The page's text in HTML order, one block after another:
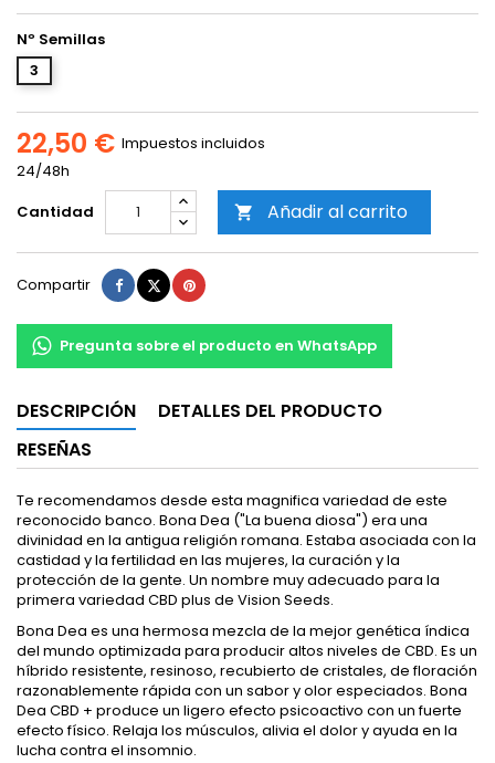
Nº Semillas
3
22,50 € Impuestos incluidos
24/48h
Cantidad
 Añadir al carrito
Compartir Compartir
TuitearPinterest
Pregunta sobre el producto en WhatsApp
DESCRIPCIÓN
DETALLES DEL PRODUCTO
RESEÑAS
Te recomendamos desde esta magnifica variedad de este
reconocido banco. Bona Dea ("La buena diosa") era una
divinidad en la antigua religión romana. Estaba asociada con la
castidad y la fertilidad en las mujeres, la curación y la
protección de la gente. Un nombre muy adecuado para la
primera variedad CBD plus de Vision Seeds.
Bona Dea es una hermosa mezcla de la mejor genética índica
del mundo optimizada para producir altos niveles de CBD. Es un
híbrido resistente, resinoso, recubierto de cristales, de floración
razonablemente rápida con un sabor y olor especiados. Bona
Dea CBD + produce un ligero efecto psicoactivo con un fuerte
efecto físico. Relaja los músculos, alivia el dolor y ayuda en la
lucha contra el insomnio.